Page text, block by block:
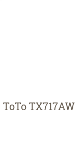
TX717AW